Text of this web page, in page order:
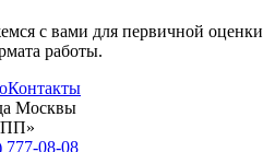
с вами для первичной оценки
работы.
Контакты
Москвы
777-08-08